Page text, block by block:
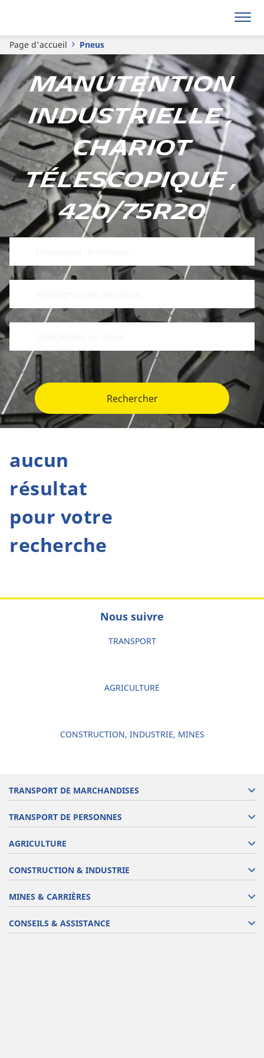
Page d'accueil Pneus
Manutention
Industrielle ,
Chariot
télescopique ,
420/75R20
Rechercher
aucun
résultat
pour votre
recherche
Nous suivre
TRANSPORT
AGRICULTURE
CONSTRUCTION, INDUSTRIE, MINES
TRANSPORT DE MARCHANDISES
TRANSPORT DE PERSONNES
AGRICULTURE
CONSTRUCTION & INDUSTRIE
MINES & CARRIÈRES
CONSEILS & ASSISTANCE